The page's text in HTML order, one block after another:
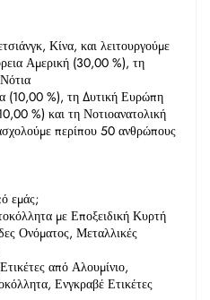
Κίνα, και λειτουργούμε
Αμερική (30,00 %), τη
(10,00 %), τη Δυτική Ευρώπη
%) και τη Νοτιοανατολική
περίπου 50 ανθρώπους
εμάς;
με Εποξειδική Κυρτή
Ονόματος, Μεταλλικές
από Αλουμίνιο,
Ενγκραβέ Ετικέτες